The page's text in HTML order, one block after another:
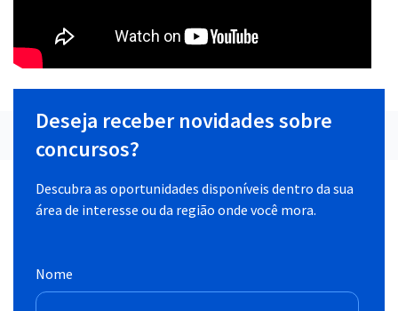
Deseja receber novidades sobre
concursos?
Descubra as oportunidades disponíveis dentro da sua
área de interesse ou da região onde você mora.
Nome